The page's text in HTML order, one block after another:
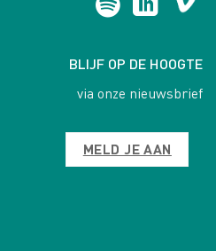
BLIJF OP DE HOOGTE
via onze nieuwsbrief
MELD JE AAN